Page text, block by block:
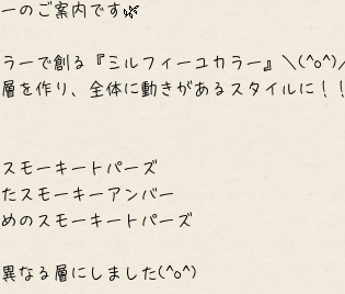
のご案内です🌿
ーで創る『ミルフィーユカラー』＼(^o^)
を作り、全体に動きがあるスタイルに！
モーキートパーズ
スモーキーアンバー
のスモーキートパーズ
なる層にしました(^o^)